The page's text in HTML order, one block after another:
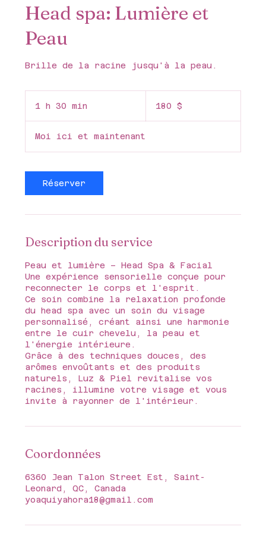
Head spa: Lumière et
Peau
Brille de la racine jusqu'à la peau.
1 h 30 min
m
i
180 $
Moi ici et maintenant
Réserver
Description du service
Peau et lumière – Head Spa & Facial
Une expérience sensorielle conçue pour
reconnecter le corps et l'esprit.
Ce soin combine la relaxation profonde
du head spa avec un soin du visage
personnalisé, créant ainsi une harmonie
entre le cuir chevelu, la peau et
l'énergie intérieure.
Grâce à des techniques douces, des
arômes envoûtants et des produits
naturels, Luz & Piel revitalise vos
racines, illumine votre visage et vous
invite à rayonner de l'intérieur.
Coordonnées
6360 Jean Talon Street Est, Saint-
Leonard, QC, Canada
yoaquiyahora18@gmail.com